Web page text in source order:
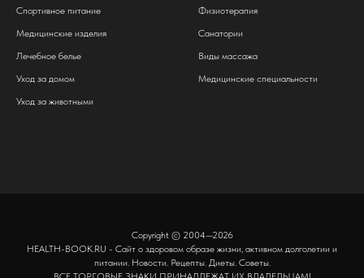
Спортивное питание
Медицинские изделия
Лечебное белье
Уход за домом
Уход за животными
Физиотерапия
Санатории
Виды массажа
Медицинские специальности
Copyright © 2004—2026
HEALTH-BOOK.RU - Сайт о здоровом образе жизни, активном долголетии и
питании. Новости. Рецепты. Диеты. Советы.